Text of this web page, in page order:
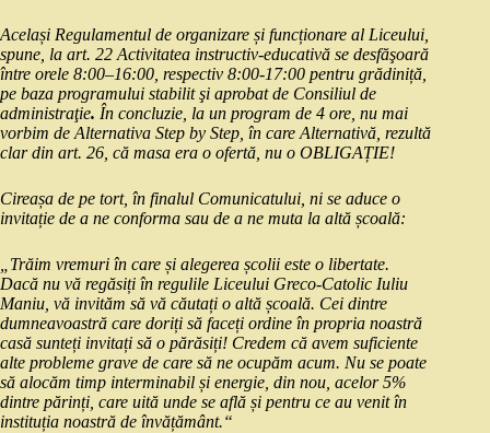
Același Regulamentul de organizare și funcționare al Liceului,
spune, la art. 22 Activitatea instructiv-educativă se desfăşoară
între orele 8:00–16:00, respectiv 8:00-17:00 pentru grădiniță,
pe baza programului stabilit şi aprobat de Consiliul de
administraţie. În concluzie, la un program de 4 ore, nu mai
vorbim de Alternativa Step by Step, în care Alternativă, rezultă
clar din art. 26, că masa era o ofertă, nu o OBLIGAȚIE!
Cireașa de pe tort, în finalul Comunicatului, ni se aduce o
invitație de a ne conforma sau de a ne muta la altă școală:
„Trăim vremuri în care și alegerea școlii este o libertate.
Dacă nu vă regăsiți în regulile Liceului Greco-Catolic Iuliu
Maniu, vă invităm să vă căutați o altă școală. Cei dintre
dumneavoastră care doriți să faceți ordine în propria noastră
casă sunteți invitați să o părăsiți! Credem că avem suficiente
alte probleme grave de care să ne ocupăm acum. Nu se poate
să alocăm timp interminabil și energie, din nou, acelor 5%
dintre părinți, care uită unde se află și pentru ce au venit în
instituția noastră de învățământ.“